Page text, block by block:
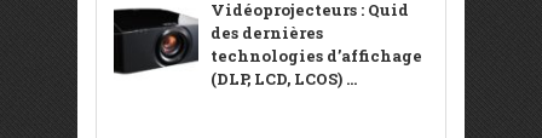
Vidéoprojecteurs : Quid
des dernières
technologies d’affichage
(DLP, LCD, LCOS) ...